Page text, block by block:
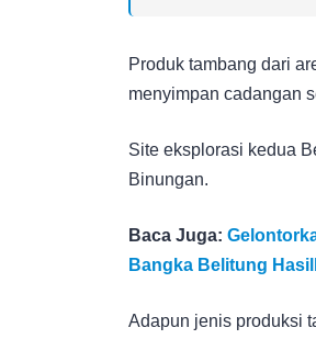
Produk tambang dari
menyimpan cadangan
Site eksplorasi kedua
Binungan.
Baca Juga:
Bangka Belitung
Adapun jenis produksi